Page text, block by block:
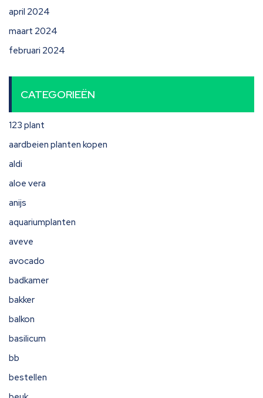
april 2024
maart 2024
februari 2024
CATEGORIEËN
123 plant
aardbeien planten kopen
aldi
aloe vera
anijs
aquariumplanten
aveve
avocado
badkamer
bakker
balkon
basilicum
bb
bestellen